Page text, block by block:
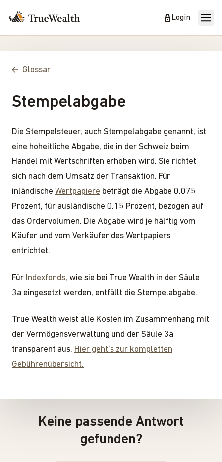
Login
Glossar
Stempelabgabe
Die Stempelsteuer, auch Stempelabgabe genannt, ist
eine hoheitliche Abgabe, die in der Schweiz beim
Handel mit Wertschriften erhoben wird. Sie richtet
sich nach dem Umsatz der Transaktion. Für
inländische Wertpapiere beträgt die Abgabe 0.075
Prozent, für ausländische 0.15 Prozent, bezogen auf
das Ordervolumen. Die Abgabe wird je hälftig vom
Käufer und vom Verkäufer des Wertpapiers
entrichtet.
Für Indexfonds, wie sie bei True Wealth in der Säule
3a eingesetzt werden, entfällt die Stempelabgabe.
True Wealth weist alle Kosten im Zusammenhang mit
der Vermögensverwaltung und der Säule 3a
transparent aus. Hier geht's zur kompletten
Gebührenübersicht.
Keine passende Antwort
gefunden?